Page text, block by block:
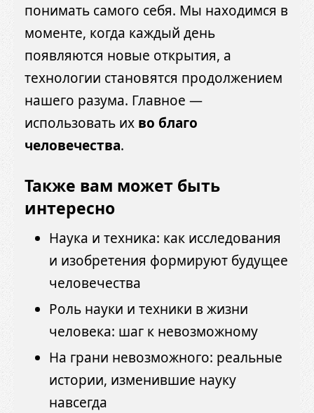
понимать самого себя. Мы находимся в
моменте, когда каждый день
появляются новые открытия, а
технологии становятся продолжением
нашего разума. Главное —
использовать их во благо
человечества.
Также вам может быть
интересно
Наука и техника: как исследования
и изобретения формируют будущее
человечества
Роль науки и техники в жизни
человека: шаг к невозможному
На грани невозможного: реальные
истории, изменившие науку
навсегда